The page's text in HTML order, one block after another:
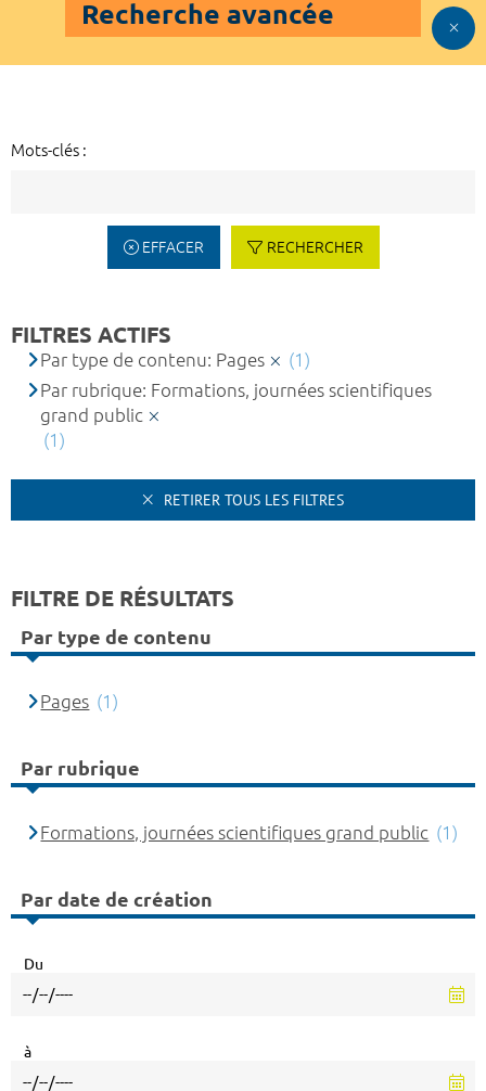
Recherche avancée
Mots-clés :
EFFACER RECHERCHER
FILTRES ACTIFS
Par type de contenu: Pages
(1)
Par rubrique: Formations, journées scientifiques
grand public
(1)
RETIRER TOUS LES FILTRES
FILTRE DE RÉSULTATS
Par type de contenu
Pages (1)
Par rubrique
Formations, journées scientifiques grand public (1)
Par date de création
Du
à